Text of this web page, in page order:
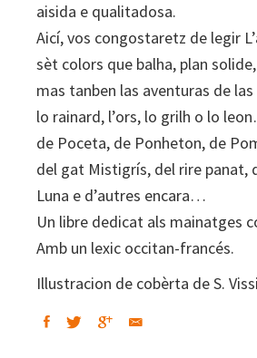
aisida e qualitadosa.
Aicí, vos congostaretz de legir
sèt colors que balha, plan
mas tanben las aventuras de
lo rainard, l’ors, lo grilh o lo
de Poceta, de Ponheton, de
del gat Mistigrís, del rire panat,
Luna e d’autres encara…
Un libre dedicat als mainatges
Amb un lexic occitan-francés.
Illustracion de cobèrta de S.